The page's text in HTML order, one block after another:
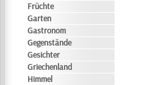
Früchte
Garten
Gastronom
Gegenstände
Gesichter
Griechenland
Himmel